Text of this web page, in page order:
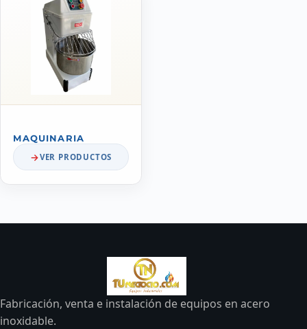
MAQUINARIA
VER PRODUCTOS
Fabricación, venta e instalación de equipos en acero
inoxidable.